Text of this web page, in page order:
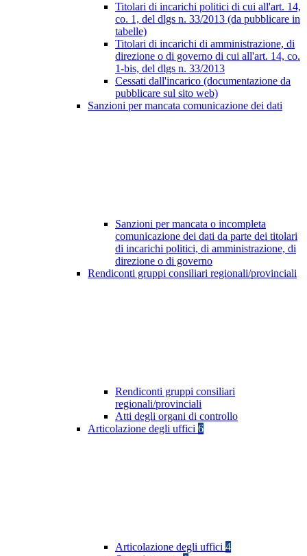
Titolari di incarichi politici di cui all'art. 14,
co. 1, del dlgs n. 33/2013 (da pubblicare in
tabelle)
Titolari di incarichi di amministrazione, di
direzione o di governo di cui all'art. 14, co.
1-bis, del dlgs n. 33/2013
Cessati dall'incarico (documentazione da
pubblicare sul sito web)
Sanzioni per mancata comunicazione dei dati
Sanzioni per mancata o incompleta
comunicazione dei dati da parte dei titolari
di incarichi politici, di amministrazione, di
direzione o di governo
Rendiconti gruppi consiliari regionali/provinciali
Rendiconti gruppi consiliari
regionali/provinciali
Atti degli organi di controllo
Articolazione degli uffici 6
Articolazione degli uffici 4